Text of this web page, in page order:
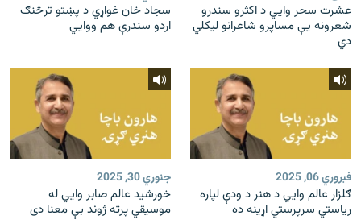
عشرت سحر وايي د اکثرو سندرو
شعرونه یې مساپرو شاعرانو لیکلي
دي
سجاد خان غواړي د پښتو ترڅنګ
اردو سندرې هم ووايي
فبروري 06, 2025
ګلزار عالم وايي د هنر د ودې لپاره
رياستي سرپرستي اړينه ده
جنوري 30, 2025
خورشيد عالم صابر وايي له
موسيقي پرته ژوند بې معنا دی